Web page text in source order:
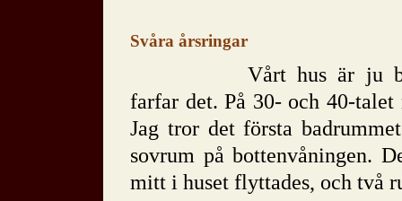
Svåra årsringar
Vårt hus är ju
farfar det. På 30- och 40-talet
Jag tror det första
sovrum på bottenvåningen.
mitt i huset flyttades, och två